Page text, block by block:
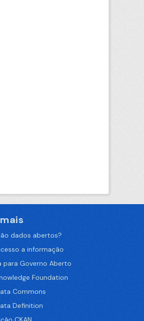
dados abertos?
a informação
para Governo Aberto
Foundation
Commons
Definition